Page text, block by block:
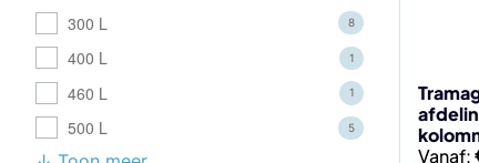
300 L 8
400 L 1
460 L 1
500 L 5
Vanaf:
de